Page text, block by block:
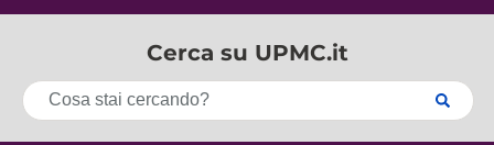
Cerca su UPMC.it